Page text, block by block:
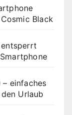
Black
– einfaches
Urlaub